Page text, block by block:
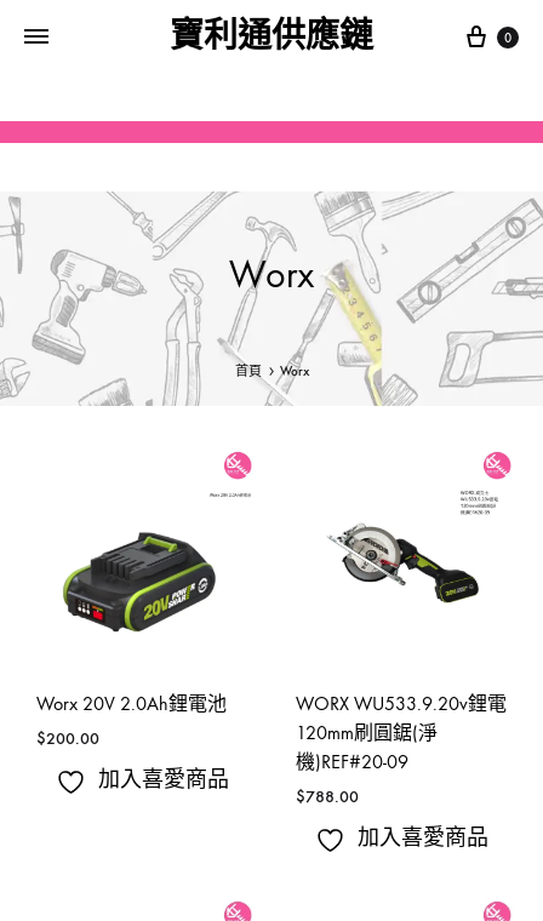
寶利通供應鏈 0
Worx
首頁 Worx
Worx 20V 2.0Ah鋰電池
$200.00
加入喜愛商品
WORX WU533.9.20v鋰電
120mm刷圓鋸(淨
機)REF#20-09
$788.00
加入喜愛商品